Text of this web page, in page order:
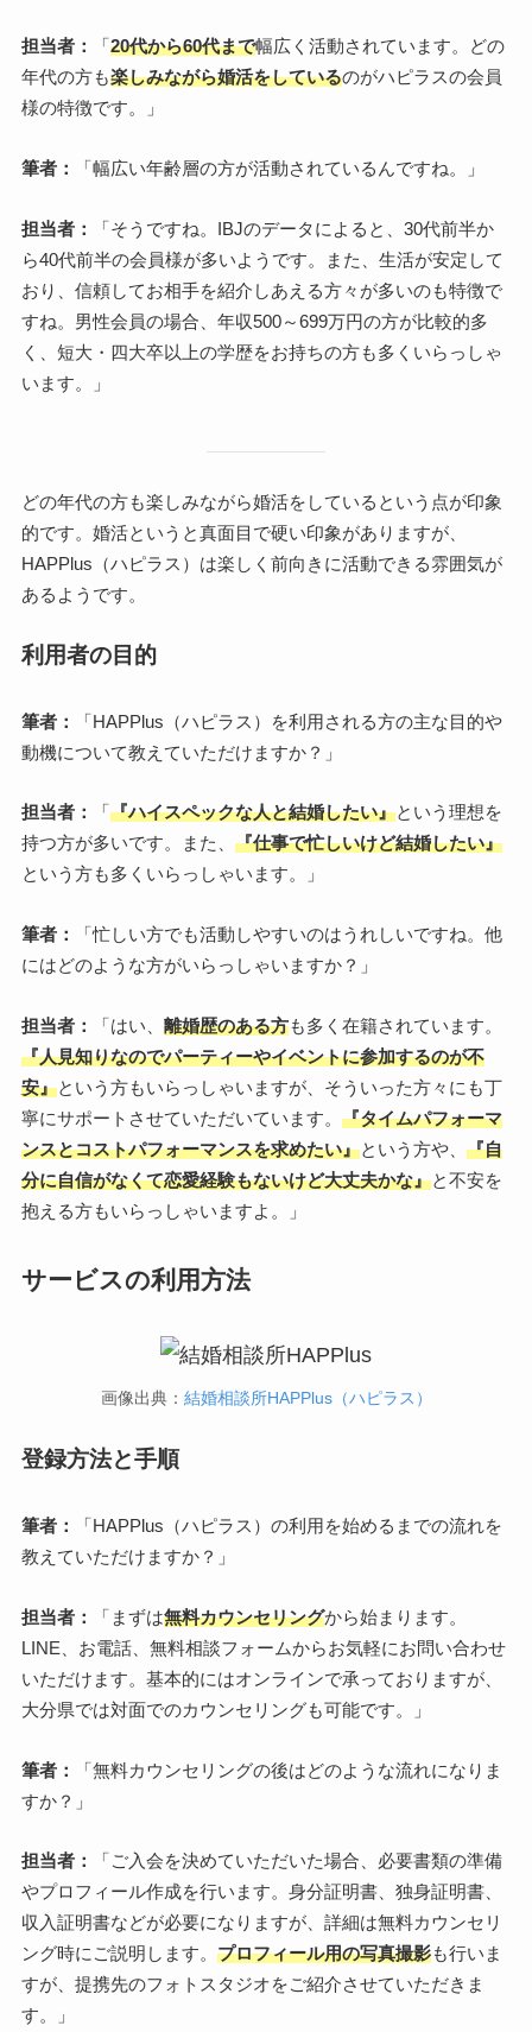
担当者： 「20代から60代まで幅広く活動されています。どの
年代の方も楽しみながら婚活をしているのがハピラスの会員
様の特徴です。」
筆者： 「幅広い年齢層の方が活動されているんですね。」
担当者：
「そうですね。IBJのデータによると、30代前半か
ら40代前半の会員様が多いようです。また、生活が安定して
おり、信頼してお相手を紹介しあえる方々が多いのも特徴で
すね。男性会員の場合、年収500～699万円の方が比較的多
く、短大・四大卒以上の学歴をお持ちの方も多くいらっしゃ
います。」
どの年代の方も楽しみながら婚活をしているという点が印象
的です。婚活というと真面目で硬い印象がありますが、
HAPPlus（ハピラス）は楽しく前向きに活動できる雰囲気が
あるようです。
利用者の目的
筆者：
「HAPPlus（ハピラス）を利用される方の主な目的や
動機について教えていただけますか？」
担当者： 「『ハイスペックな人と結婚したい』という理想を
持つ方が多いです。また、 『仕事で忙しいけど結婚したい』
という方も多くいらっしゃいます。」
筆者：
「忙しい方でも活動しやすいのはうれしいですね。他
にはどのような方がいらっしゃいますか？」
担当者： 「はい、 離婚歴のある方も多く在籍されています。
『人見知りなのでパーティーやイベントに参加するのが不
安』という方もいらっしゃいますが、そういった方々にも丁
寧にサポートさせていただいています。 『タイムパフォーマ
ンスとコストパフォーマンスを求めたい』という方や、 『自
分に自信がなくて恋愛経験もないけど大丈夫かな』と不安を
抱える方もいらっしゃいますよ。」
サービスの利用方法
画像出典： 結婚相談所HAPPlus（ハピラス）
登録方法と手順
筆者：
「HAPPlus（ハピラス）の利用を始めるまでの流れを
教えていただけますか？」
担当者： 「まずは無料カウンセリングから始まります。
LINE、お電話、無料相談フォームからお気軽にお問い合わせ
いただけます。基本的にはオンラインで承っておりますが、
大分県では対面でのカウンセリングも可能です。」
筆者：
「無料カウンセリングの後はどのような流れになりま
すか？」
担当者：
「ご入会を決めていただいた場合、必要書類の準備
やプロフィール作成を行います。身分証明書、独身証明書、
収入証明書などが必要になりますが、詳細は無料カウンセリ
ング時にご説明します。 プロフィール用の写真撮影も行いま
すが、提携先のフォトスタジオをご紹介させていただきま
す。」